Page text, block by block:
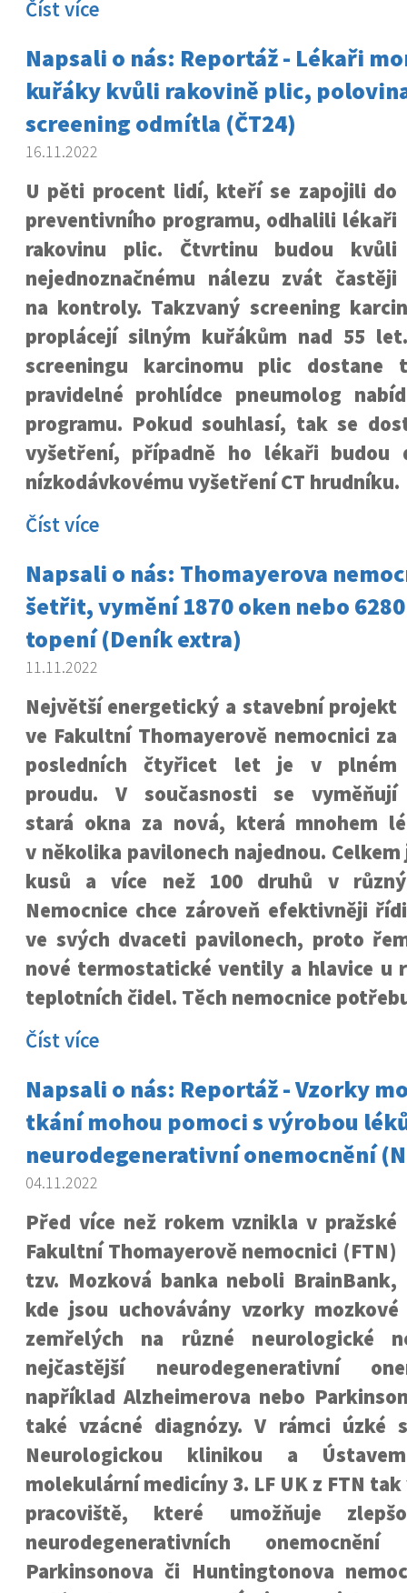
Číst více
Napsali o nás: Reportáž - Lékaři
kuřáky kvůli rakovině plic,
screening odmítla (ČT24)
16.11.2022
U pěti procent lidí, kteří se zapojili do
preventivního programu, odhalili lékaři
rakovinu plic. Čtvrtinu budou kvůli
nejednoznačnému nálezu zvát častěji
na kontroly. Takzvaný screening
proplácejí silným kuřákům nad 55
screeningu karcinomu plic
pravidelné prohlídce pneumolog
programu. Pokud souhlasí, tak se
vyšetření, případně ho lékaři budou
nízkodávkovému vyšetření CT hrudníku.
Číst více
Napsali o nás: Thomayerova
šetřit, vymění 1870 oken nebo
topení (Deník extra)
11.11.2022
Největší energetický a stavební projekt
ve Fakultní Thomayerově nemocnici za
posledních čtyřicet let je v plném
proudu. V současnosti se vyměňují
stará okna za nová, která mnohem
v několika pavilonech najednou. Celkem
kusů a více než 100 druhů v
Nemocnice chce zároveň efektivněji
ve svých dvaceti pavilonech, proto
nové termostatické ventily a hlavice u
teplotních čidel. Těch nemocnice
Číst více
Napsali o nás: Reportáž - Vzorky
tkání mohou pomoci s výrobou
neurodegenerativní onemocnění
04.11.2022
Před více než rokem vznikla v pražské
Fakultní Thomayerově nemocnici (FTN)
tzv. Mozková banka neboli BrainBank,
kde jsou uchovávány vzorky
zemřelých na různé neurologické
nejčastější neurodegenerativní
například Alzheimerova nebo
také vzácné diagnózy. V rámci úzké
Neurologickou klinikou a
molekulární medicíny 3. LF UK z FTN
pracoviště, které umožňuje
neurodegenerativních onemocnění
Parkinsonova či Huntingtonova